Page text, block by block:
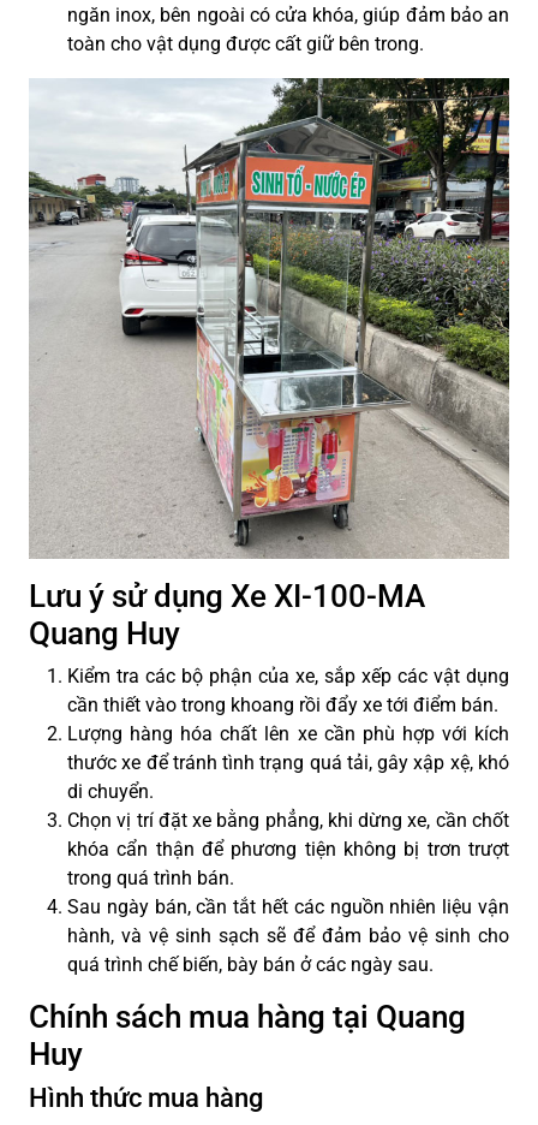
ngăn inox, bên ngoài có cửa khóa, giúp đảm bảo an
toàn cho vật dụng được cất giữ bên trong.
Lưu ý sử dụng Xe XI-100-MA
Quang Huy
Kiểm tra các bộ phận của xe, sắp xếp các vật dụng
cần thiết vào trong khoang rồi đẩy xe tới điểm bán.
Lượng hàng hóa chất lên xe cần phù hợp với kích
thước xe để tránh tình trạng quá tải, gây xập xệ, khó
di chuyển.
Chọn vị trí đặt xe bằng phẳng, khi dừng xe, cần chốt
khóa cẩn thận để phương tiện không bị trơn trượt
trong quá trình bán.
Sau ngày bán, cần tắt hết các nguồn nhiên liệu vận
hành, và vệ sinh sạch sẽ để đảm bảo vệ sinh cho
quá trình chế biến, bày bán ở các ngày sau.
Chính sách mua hàng tại Quang
Huy
Hình thức mua hàng